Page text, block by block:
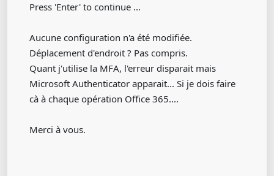
Press 'Enter' to continue ...
Aucune configuration n'a été modifiée.
Déplacement d'endroit ? Pas compris.
Quant j'utilise la MFA, l'erreur disparait mais
Microsoft Authenticator apparait... Si je dois faire
cà à chaque opération Office 365....
Merci à vous.